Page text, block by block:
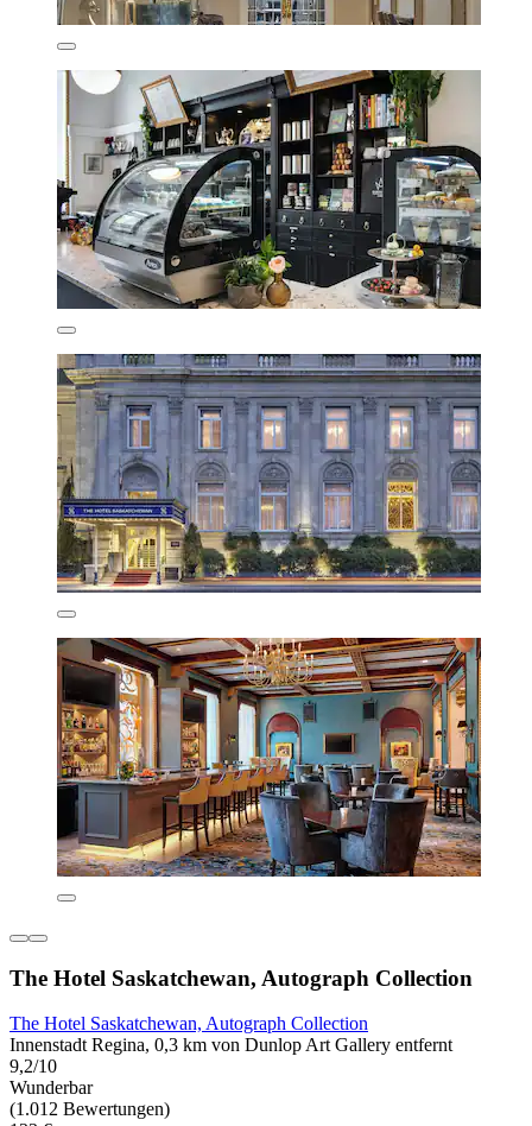
The Hotel Saskatchewan, Autograph Collection
The Hotel Saskatchewan, Autograph Collection
Innenstadt Regina, 0,3 km von Dunlop Art Gallery entfernt
9,2/10
Wunderbar
(1.012 Bewertungen)